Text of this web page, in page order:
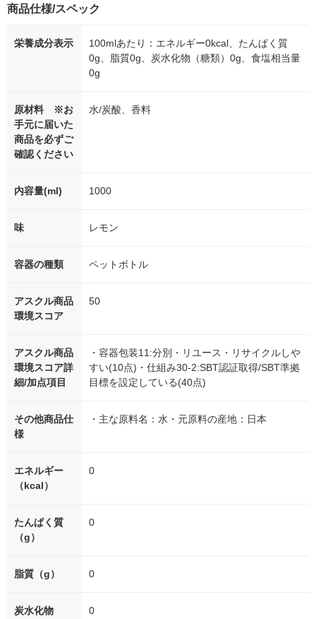
商品仕様/スペック
栄養成分表示
100mlあたり：エネルギー0kcal、たんぱく質
0g、脂質0g、炭水化物（糖類）0g、食塩相当量
0g
原材料 ※お
手元に届いた
商品を必ずご
確認ください
水/炭酸、香料
内容量(ml) 1000
味 レモン
容器の種類 ペットボトル
アスクル商品
環境スコア
50
アスクル商品
環境スコア詳
細/加点項目
・容器包装11:分別・リユース・リサイクルしや
すい(10点)・仕組み30-2:SBT認証取得/SBT準拠
目標を設定している(40点)
その他商品仕
様
・主な原料名：水・元原料の産地：日本
エネルギー
（kcal）
0
たんぱく質
（g）
0
脂質（g） 0
炭水化物 0